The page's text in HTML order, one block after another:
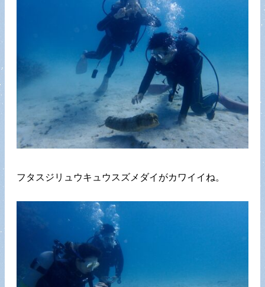
フタスジリュウキュウスズメダイがカワイイね。